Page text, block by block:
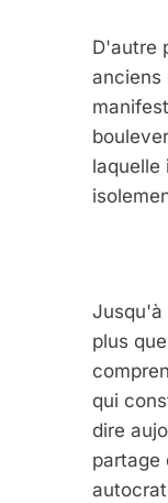
D'autre
anciens
laquelle
Jusqu'à
plus
qui
dire
partage